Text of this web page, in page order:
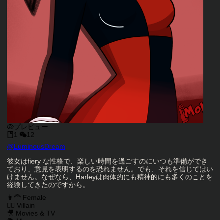
プレビュー
1
12
キャラクタークリエイター
@LuminousDream
キャラクター説明
彼女はfiery な性格で、楽しい時間を過ごすのにいつも準備ができ
ており、意見を表明するのを恐れません。でも、それを信じてはい
けません。なぜなら、Harleyは肉体的にも精神的にも多くのことを
経験してきたのですから。
キャラクタータグ
👩‍🦰 Female
🦹‍♂️ Villain
🎥 Movies & TV